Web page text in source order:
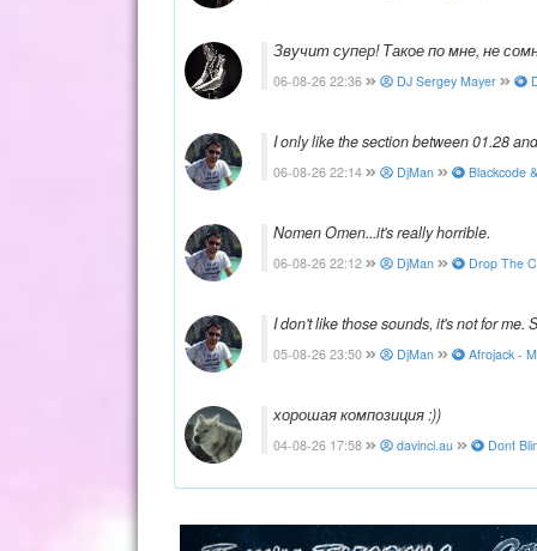
Звучит супер! Такое по мне, не
06-08-26 22:36 DJ Sergey Mayer
I only like the section between 01.28
06-08-26 22:14 DjMan Blackcode
Nomen Omen...it's really horrible.
06-08-26 22:12 DjMan Drop The
I don't like those sounds, it's not for me.
05-08-26 23:50 DjMan Afrojack -
хорошая композиция :))
04-08-26 17:58 davinci.au Dont